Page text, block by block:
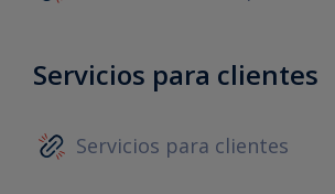
Servicios para clientes
Servicios para clientes